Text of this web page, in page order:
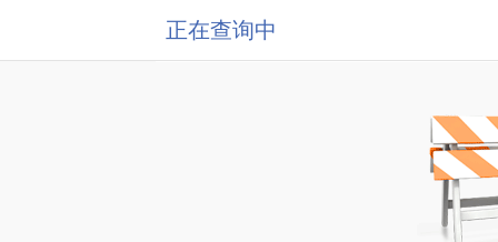
正在查询中